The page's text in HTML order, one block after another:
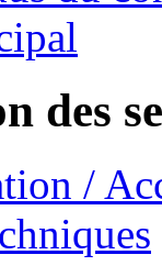
des
/